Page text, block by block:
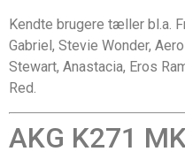
Kendte brugere tæller bl.a.
Gabriel, Stevie Wonder,
Stewart, Anastacia, Eros
Red.
AKG K271